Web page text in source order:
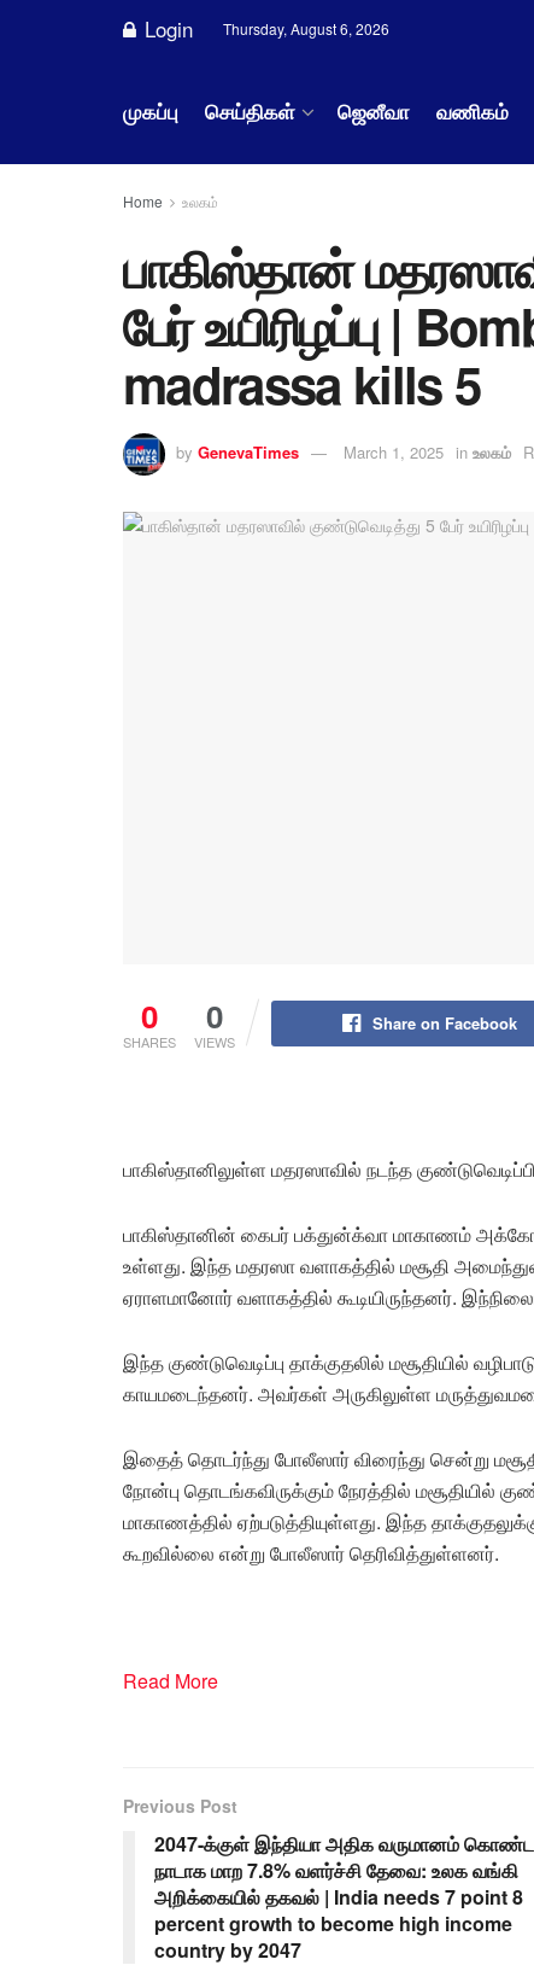
Login Thursday, August 6, 2026
முகப்பு செய்திகள் ஜெனீவா வணிகம்
Home உலகம்
பாகிஸ்தான்
பேர் உயிரிழப்பு |
madrassa kills 5
by GenevaTimes March 1, 2025 in உலகம்
0
SHARES
0
VIEWS
Share on Facebook
பாகிஸ்தானிலுள்ள மதரஸாவில் நடந்த
பாகிஸ்தானின் கைபர் பக்துன்க்வா மாகாணம்
உள்ளது. இந்த மதரஸா வளாகத்தில் மசூதி
ஏராளமானோர் வளாகத்தில் கூடியிருந்தனர்.
இந்த குண்டுவெடிப்பு தாக்குதலில் மசூதியில்
காயமடைந்தனர். அவர்கள் அருகிலுள்ள
இதைத் தொடர்ந்து போலீஸார் விரைந்து சென்று
நோன்பு தொடங்கவிருக்கும் நேரத்தில் மசூதியில்
மாகாணத்தில் ஏற்படுத்தியுள்ளது. இந்த
கூறவில்லை என்று போலீஸார் தெரிவித்துள்ளனர்.
Read More
Previous Post
2047-க்குள் இந்தியா அதிக வருமானம் கொண்ட
நாடாக மாற 7.8% வளர்ச்சி தேவை: உலக வங்கி
அறிக்கையில் தகவல் | India needs 7 point 8
percent growth to become high income
country by 2047